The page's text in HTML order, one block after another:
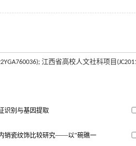
江西省高校人文社科项目